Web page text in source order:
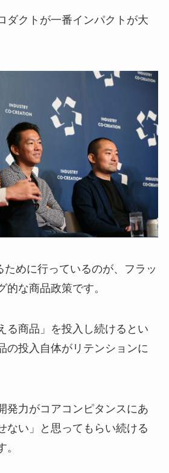
クトが一番インパクトが大
ために行っているのが、フラッ
的な商品政策です。
る商品」を投入し続けるとい
の投入自体がリテンションに
発力がコアコンピタンスにあ
ない」と思ってもらい続ける